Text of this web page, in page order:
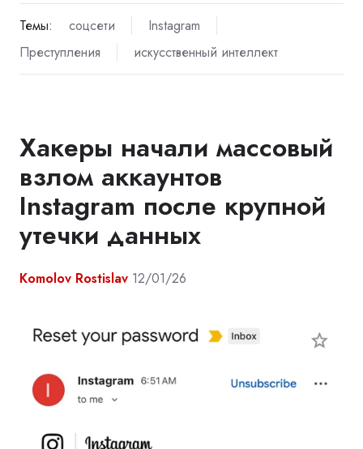
Темы: соцсети
Instagram
Преступления
искусственный интеллект
Хакеры начали массовый
взлом аккаунтов
Instagram после крупной
утечки данных
Komolov Rostislav 12/01/26